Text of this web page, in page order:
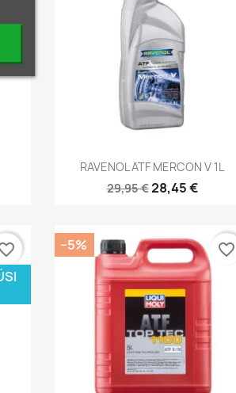
Kiirvaade
RAVENOL ATF MERCON V 1L
29,95 €28,45 €
−5% favorite_border